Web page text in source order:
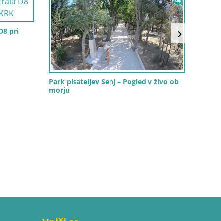
pri
Park pisateljev Senj – Pogled v živo ob
morju